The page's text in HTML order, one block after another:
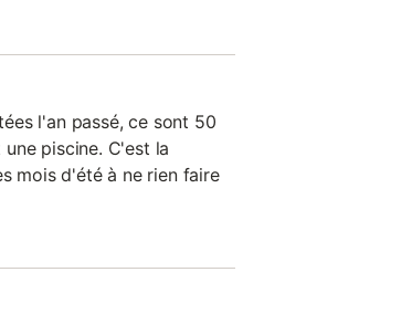
l'an passé, ce sont 50
piscine. C'est la
mois d'été à ne rien faire